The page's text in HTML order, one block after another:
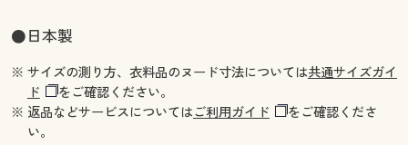
●日本製
※ サイズの測り方、衣料品のヌード寸法については共通サイズガイ
ド
をご確認ください。
※ 返品などサービスについてはご利用ガイド
をご確認くださ
い。